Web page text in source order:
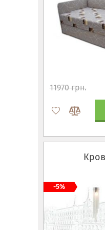
11970 грн.
-5%